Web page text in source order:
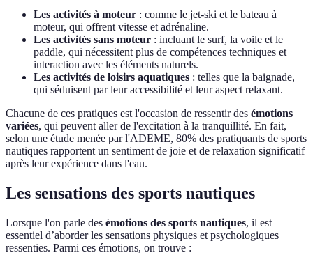
Les activités à moteur : comme le jet-ski et le bateau à
moteur, qui offrent vitesse et adrénaline.
Les activités sans moteur : incluant le surf, la voile et le
paddle, qui nécessitent plus de compétences techniques et
interaction avec les éléments naturels.
Les activités de loisirs aquatiques : telles que la baignade,
qui séduisent par leur accessibilité et leur aspect relaxant.
Chacune de ces pratiques est l'occasion de ressentir des émotions
variées, qui peuvent aller de l'excitation à la tranquillité. En fait,
selon une étude menée par l'ADEME, 80% des pratiquants de sports
nautiques rapportent un sentiment de joie et de relaxation significatif
après leur expérience dans l'eau.
Les sensations des sports nautiques
Lorsque l'on parle des émotions des sports nautiques, il est
essentiel d’aborder les sensations physiques et psychologiques
ressenties. Parmi ces émotions, on trouve :